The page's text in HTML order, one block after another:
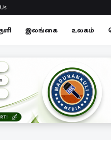
இலங்கை உலகம்